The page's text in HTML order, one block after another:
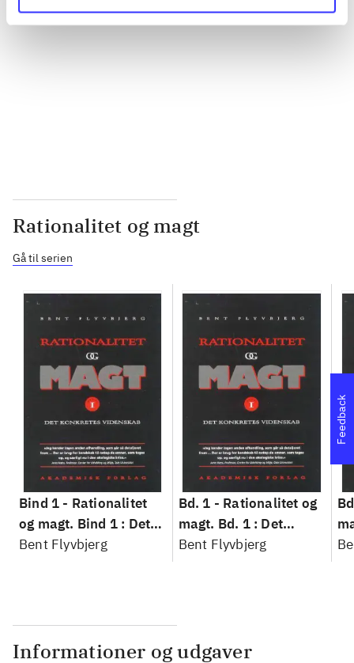
Rationalitet og magt
Gå til serien
Bind 1 - Rationalitet
og magt. Bind 1 : Det
konkretes videnskab
Bent Flyvbjerg
Bd. 1 - Rationalitet og
magt. Bd. 1 : Det
konkretes videnskab
Bent Flyvbjerg
Informationer og udgaver
Feedback